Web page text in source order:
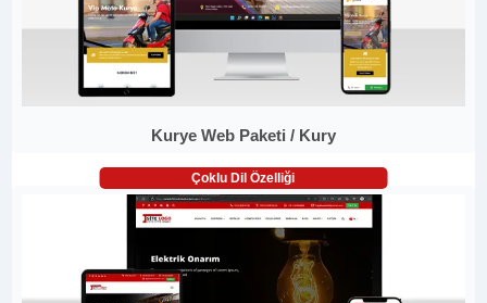
Kurye Web Paketi / Kury
Çoklu Dil Özelliği